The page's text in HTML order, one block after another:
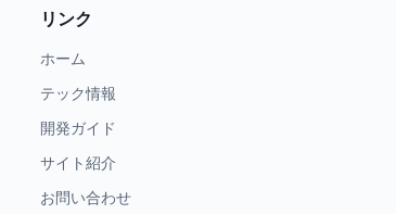
リンク
ホーム
テック情報
開発ガイド
サイト紹介
お問い合わせ